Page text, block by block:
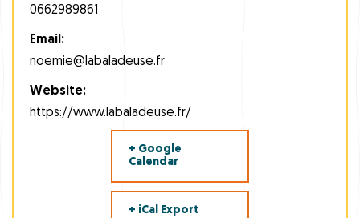
0662989861
Email:
noemie@labaladeuse.fr
Website:
https://www.labaladeuse.fr/
+ Google
Calendar
+ iCal Export